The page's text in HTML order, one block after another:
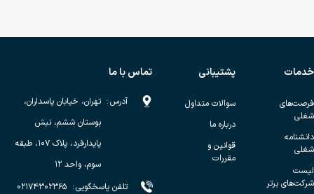
خدمات
فرصت‌های
شغلی
دانشنامه
شغلی
لیست
شرکت‌های برتر
پشتیبانی
سوالات متداول
درباره ما
قوانین و
مقررات
تماس با ما
آدرس: تهران، خیابان پاسداران،
بوستان ششم، نبش
پایدارفرد، پلاک ۱۰۷، طبقه
سوم، واحد ۱۲
تلفن پاسخگویی: ۰۲۱۷۴۳۰۲۳۶۵